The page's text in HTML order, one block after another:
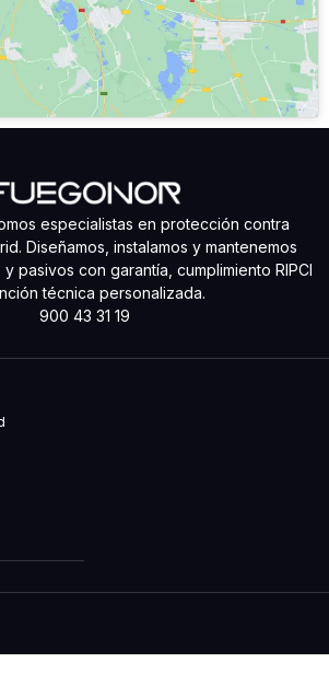
especialistas en protección contra
Diseñamos, instalamos y mantenemos
y pasivos con garantía, cumplimiento RIPCI
técnica personalizada.
900 43 31 19